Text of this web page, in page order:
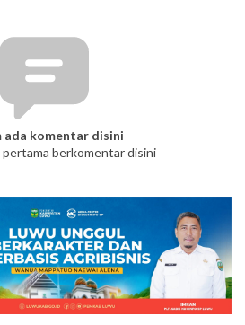
ada komentar disini
pertama berkomentar disini